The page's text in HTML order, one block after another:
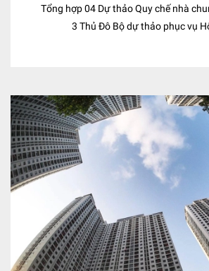
Tổng hợp 04 Dự thảo Quy chế nhà
3 Thủ Đô Bộ dự thảo phục vụ